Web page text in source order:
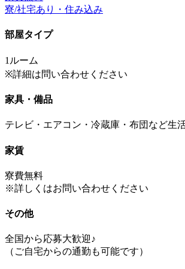
寮/社宅あり・住み込み
部屋タイプ
1ルーム
※詳細は問い合わせください
家具・備品
テレビ・エアコン・冷蔵庫・布団など生
家賃
寮費無料
※詳しくはお問い合わせください
その他
全国から応募大歓迎♪
（ご自宅からの通勤も可能です）